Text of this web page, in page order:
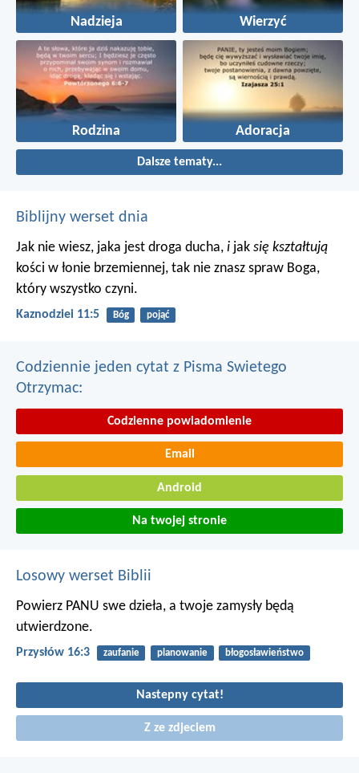
Nadzieja Wierzyć
Rodzina Adoracja
Dalsze tematy...
Biblijny werset dnia
Jak nie wiesz, jaka jest droga ducha, i jak się kształtują
kości w łonie brzemiennej, tak nie znasz spraw Boga,
który wszystko czyni.
Kaznodziei 11:5 Bóg pojąć
Codziennie jeden cytat z Pisma Swietego
Otrzymac:
Codzienne powiadomienie
Email
Android
Na twojej stronie
Losowy werset Biblii
Powierz PANU swe dzieła, a twoje zamysły będą
utwierdzone.
Przysłów 16:3 zaufanie planowanie błogosławieństwo
Nastepny cytat!
Z ze zdjeciem